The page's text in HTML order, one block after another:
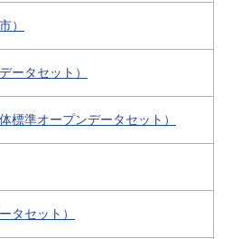
）
ータセット）
標準オープンデータセット）
タセット）